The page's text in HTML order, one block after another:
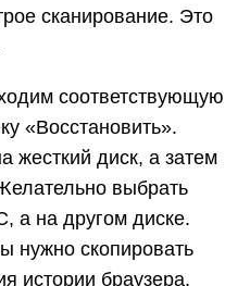
сканирование. Это
соответствующую
«Восстановить».
жесткий диск, а затем
выбрать
а на другом диске.
нужно скопировать
истории браузера.